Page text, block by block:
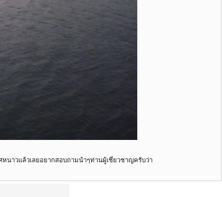
นาวแล้วเลยอยากสอบถามน้าๆท่านผู้เชี่ยวชาญครับว่า